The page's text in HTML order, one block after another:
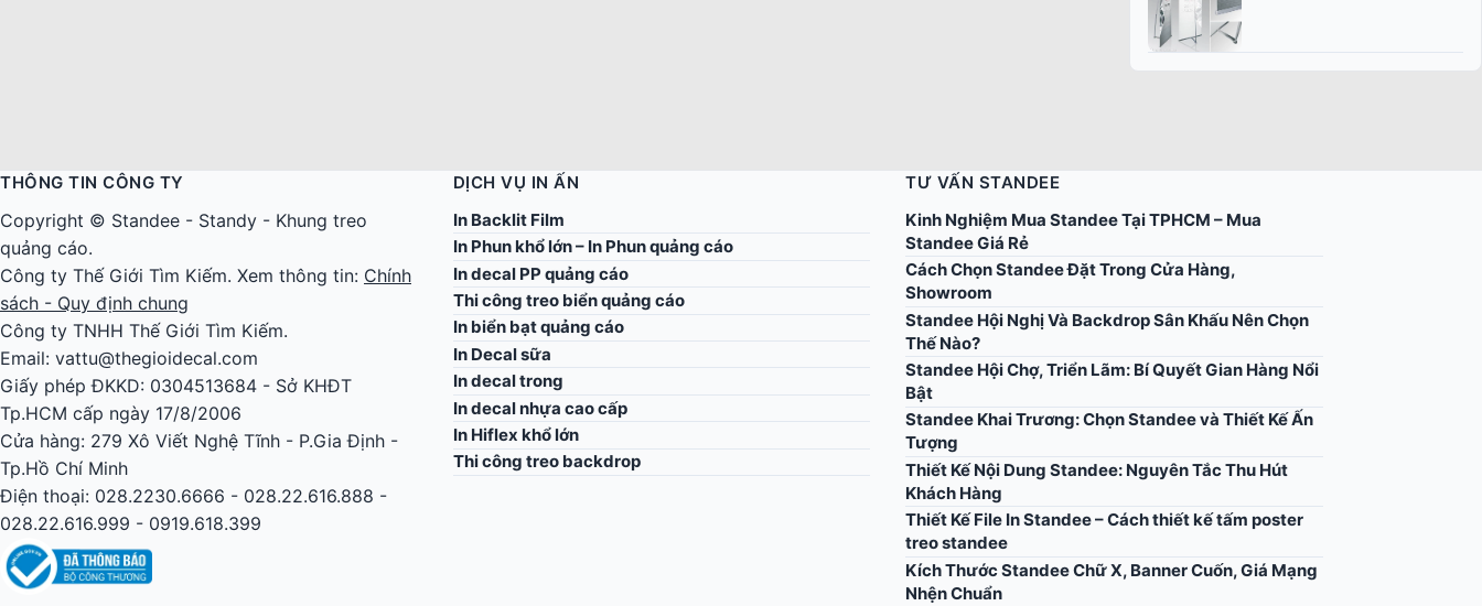
THÔNG TIN CÔNG TY
Copyright © Standee - Standy - Khung treo
quảng cáo.
Công ty Thế Giới Tìm Kiếm. Xem thông tin: Chính
sách - Quy định chung
Công ty TNHH Thế Giới Tìm Kiếm.
Email: vattu@thegioidecal.com
Giấy phép ĐKKD: 0304513684 - Sở KHĐT
Tp.HCM cấp ngày 17/8/2006
Cửa hàng: 279 Xô Viết Nghệ Tĩnh - P.Gia Định -
Tp.Hồ Chí Minh
Điện thoại: 028.2230.6666 - 028.22.616.888 -
028.22.616.999 - 0919.618.399
DỊCH VỤ IN ẤN
In Backlit Film
In Phun khổ lớn – In Phun quảng cáo
In decal PP quảng cáo
Thi công treo biển quảng cáo
In biển bạt quảng cáo
In Decal sữa
In decal trong
In decal nhựa cao cấp
In Hiflex khổ lớn
Thi công treo backdrop
TƯ VẤN STANDEE
Kinh Nghiệm Mua Standee Tại TPHCM – Mua
Standee Giá Rẻ
Cách Chọn Standee Đặt Trong Cửa Hàng,
Showroom
Standee Hội Nghị Và Backdrop Sân Khấu Nên Chọn
Thế Nào?
Standee Hội Chợ, Triển Lãm: Bí Quyết Gian Hàng Nổi
Bật
Standee Khai Trương: Chọn Standee và Thiết Kế Ấn
Tượng
Thiết Kế Nội Dung Standee: Nguyên Tắc Thu Hút
Khách Hàng
Thiết Kế File In Standee – Cách thiết kế tấm poster
treo standee
Kích Thước Standee Chữ X, Banner Cuốn, Giá Mạng
Nhện Chuẩn